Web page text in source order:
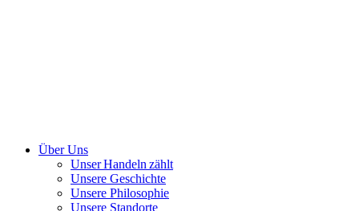
Über Uns
Unser Handeln zählt
Unsere Geschichte
Unsere Philosophie
Unsere Standorte